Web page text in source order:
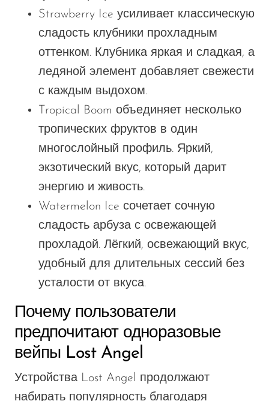
Strawberry Ice усиливает классическую
сладость клубники прохладным
оттенком. Клубника яркая и сладкая, а
ледяной элемент добавляет свежести
с каждым выдохом.
Tropical Boom объединяет несколько
тропических фруктов в один
многослойный профиль. Яркий,
экзотический вкус, который дарит
энергию и живость.
Watermelon Ice сочетает сочную
сладость арбуза с освежающей
прохладой. Лёгкий, освежающий вкус,
удобный для длительных сессий без
усталости от вкуса.
Почему пользователи
предпочитают одноразовые
вейпы Lost Angel
Устройства Lost Angel продолжают
набирать популярность благодаря